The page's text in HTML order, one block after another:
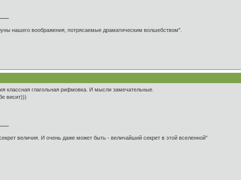
нашего воображения, потрясаемые драматическим волшебством".
классная глагольная рифмовка. И мысли замечательные.
висит)))
величия. И очень даже может быть - величайший секрет в этой вселенной"